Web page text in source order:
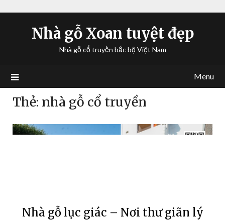
Nhà gỗ Xoan tuyệt đẹp
Nhà gỗ cổ truyền bắc bộ Việt Nam
Menu
Thẻ: nhà gỗ cổ truyền
Nhà gỗ lục giác – Nơi thư giãn lý